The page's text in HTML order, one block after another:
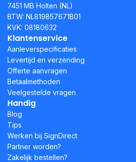
7451 MB Holten (NL)
BTW: NL819857671B01
KVK: 08180632
Klantenservice
Aanleverspecificaties
Levertijd en verzending
Offerte aanvragen
Betaalmethoden
Veelgestelde vragen
Handig
Blog
Tips
Werken bij SignDirect
Partner worden?
Zakelijk bestellen?